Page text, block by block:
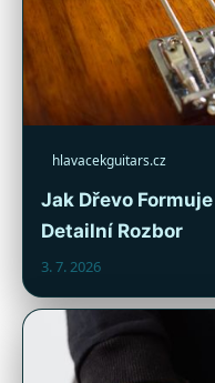
hlavacekguitars.cz
Jak Dřevo
Detailní Rozbor
3. 7. 2026